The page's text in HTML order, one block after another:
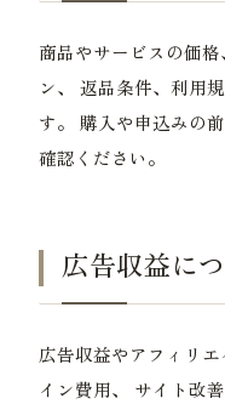
商品やサービスの価
ン、 返品条件、利用
す。 購入や申込みの
確認ください。
広告収益に
広告収益やアフィリ
イン費用、 サイト改